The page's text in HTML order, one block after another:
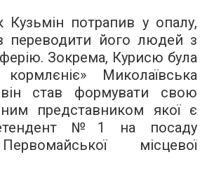
Кузьмін потрапив у опалу,
переводити його людей з
Зокрема, Курисю була
Миколаївська
став формувати свою
представником якої є
№1 на посаду
місцевої